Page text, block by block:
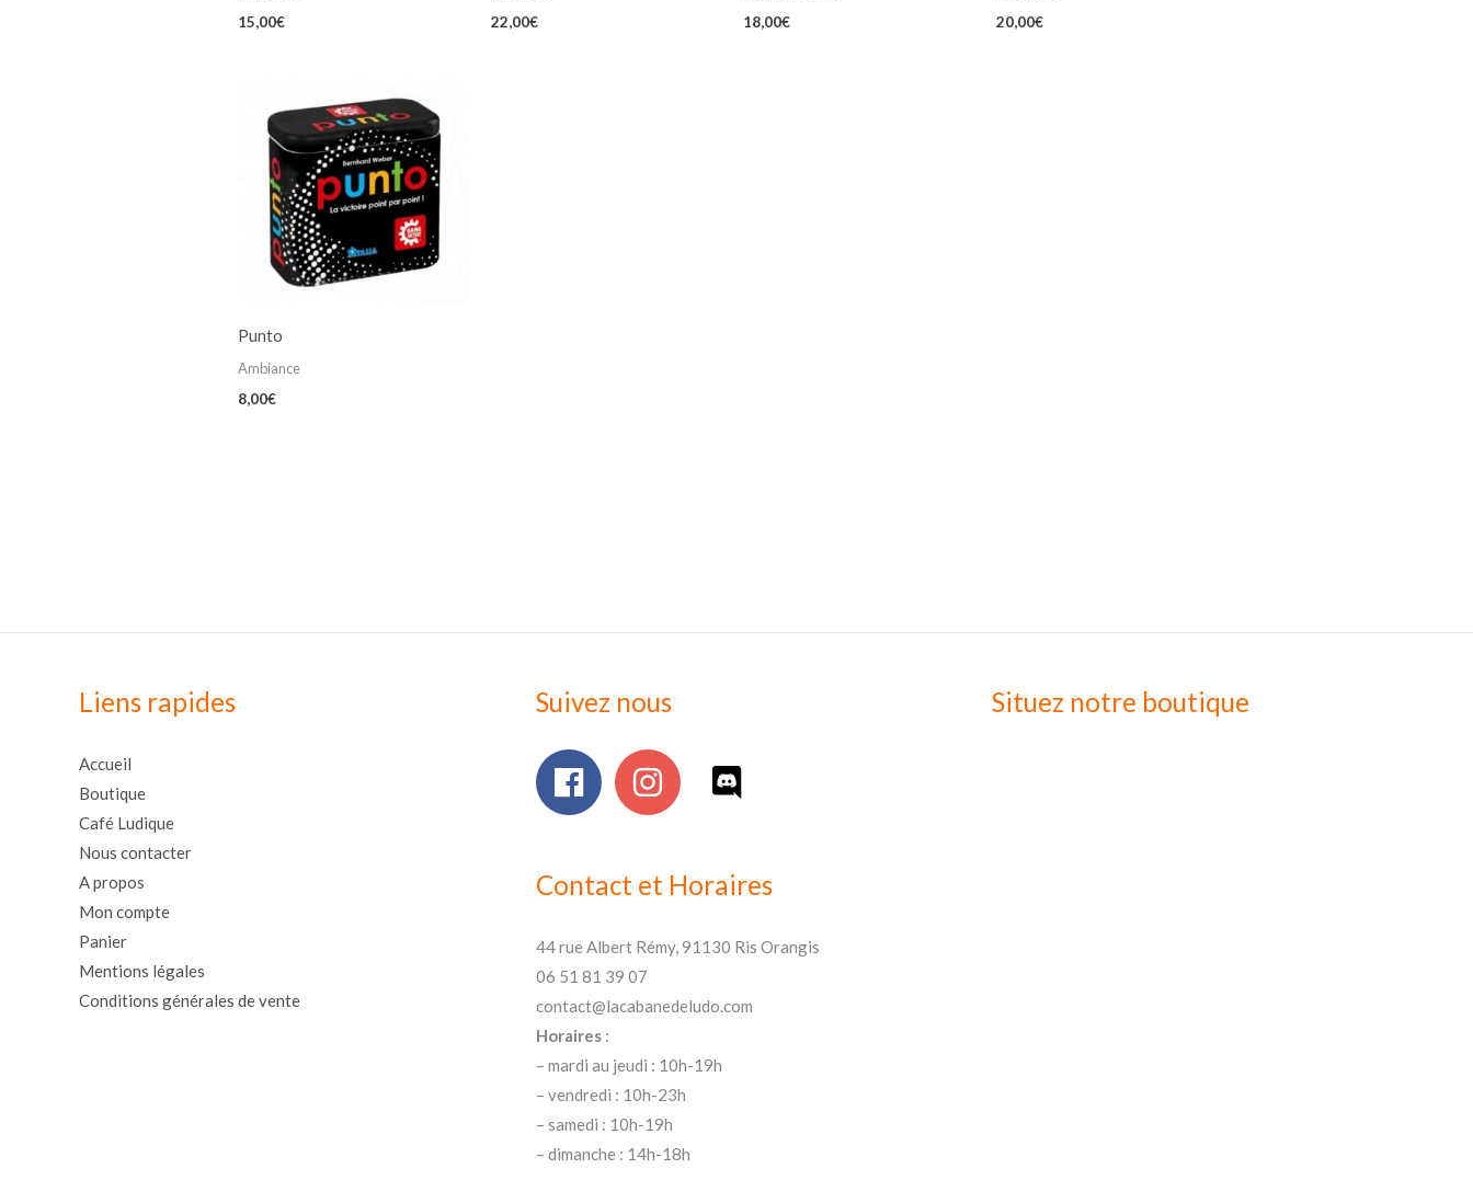
15,00€
22,00€
18,00€
20,00€
Punto
Ambiance
8,00€
Liens rapides
Accueil
Boutique
Café Ludique
Nous contacter
A propos
Mon compte
Panier
Mentions légales
Conditions générales de vente
Suivez nous
Contact et Horaires
44 rue Albert Rémy, 91130 Ris Orangis
06 51 81 39 07
contact@lacabanedeludo.com
Horaires:
– mardi au jeudi : 10h-19h
– vendredi : 10h-23h
– samedi : 10h-19h
– dimanche : 14h-18h
Situez notre boutique